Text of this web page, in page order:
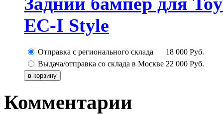
EC-I Style
Отправка с регионального склада 18 000 Руб.
Выдача/отправка со склада в Москве 22 000 Руб.
Комментарии